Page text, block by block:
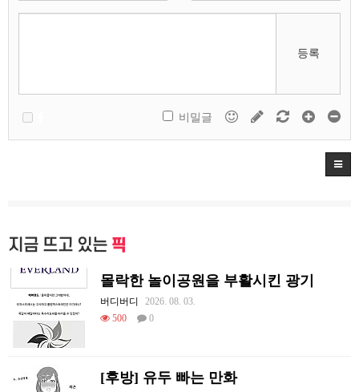
등록
비밀글
지금 뜨고 있는 픽
몰락한 놀이공원을 부활시킨 광기
버디버디
2026. 08. 03.
500
0
[후방] 유두 빠는 만화